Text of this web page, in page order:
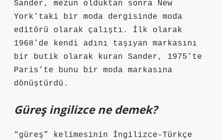
Sander, mezun olduktan sonra New
York’taki bir moda dergisinde moda
editörü olarak çalıştı. İlk olarak
1968’de kendi adını taşıyan markasını
bir butik olarak kuran Sander, 1975’te
Paris’te bunu bir moda markasına
dönüştürdü.
Güreş ingilizce ne demek?
“güreş” kelimesinin İngilizce-Türkçe